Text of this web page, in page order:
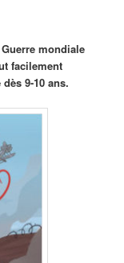
mondiale
facilement
9-10 ans.